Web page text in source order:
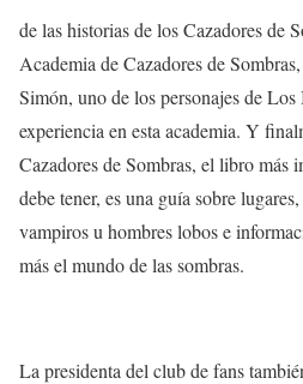
de las historias de los Cazadores de
Academia de Cazadores de Sombras
Simón, uno de los personajes de
experiencia en esta academia. Y
Cazadores de Sombras, el libro más
debe tener, es una guía sobre
vampiros u hombres lobos e
más el mundo de las sombras.
La presidenta del club de fans